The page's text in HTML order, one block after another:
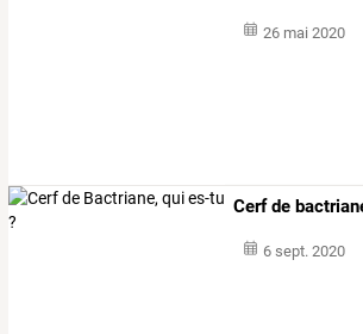
26 mai 2020
Cerf de
6 sept. 2020